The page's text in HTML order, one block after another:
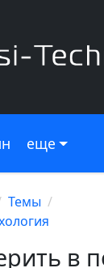
еще
Темы
в